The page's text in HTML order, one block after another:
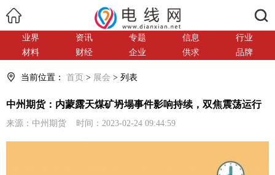
业界 资讯 专题 信息
行业
材料
财经 企业 供求 品牌
当前位置： 首页 > 展会 > 列表
中州期货：内蒙露天煤矿坍塌事件影响持续，双焦震荡运行
来源：中州期货 时间：2023-02-24 09:44:59